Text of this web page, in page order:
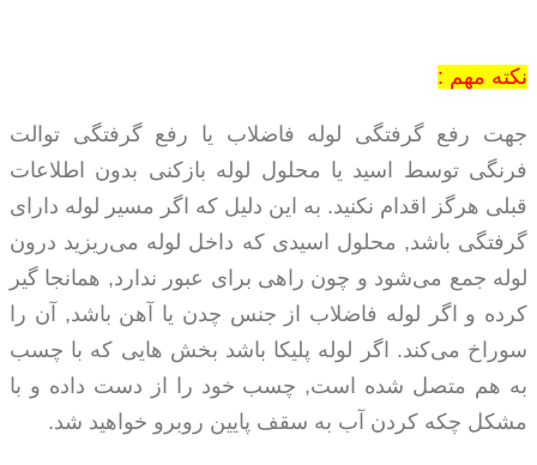
نکته مهم :
جهت رفع گرفتگی لوله فاضلاب یا رفع گرفتگی توالت
فرنگی توسط اسید یا محلول لوله بازکنی بدون اطلاعات
قبلی هرگز اقدام نکنید. به این دلیل که اگر مسیر لوله دارای
گرفتگی باشد, محلول اسیدی که داخل لوله می‌ریزید درون
لوله جمع می‌شود و چون راهی برای عبور ندارد, همانجا گیر
کرده و اگر لوله فاضلاب از جنس چدن یا آهن باشد, آن را
سوراخ می‌کند. اگر لوله پلیکا باشد بخش هایی که با چسب
به هم متصل شده است, چسب خود را از دست داده و با
مشکل چکه کردن آب به سقف پایین روبرو خواهید شد.